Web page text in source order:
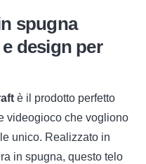
spugna
design per
è il prodotto perfetto
videogioco che vogliono
unico. Realizzato in
in spugna, questo telo